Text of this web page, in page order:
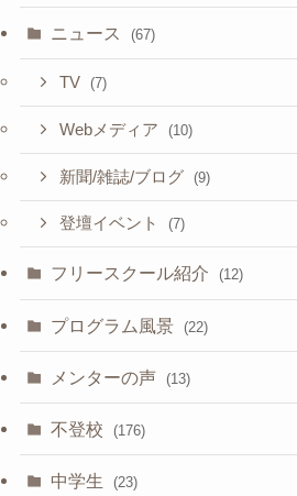
ニュース (67)
TV (7)
Webメディア (10)
新聞/雑誌/ブログ (9)
登壇イベント (7)
フリースクール紹介 (12)
プログラム風景 (22)
メンターの声 (13)
不登校 (176)
中学生 (23)